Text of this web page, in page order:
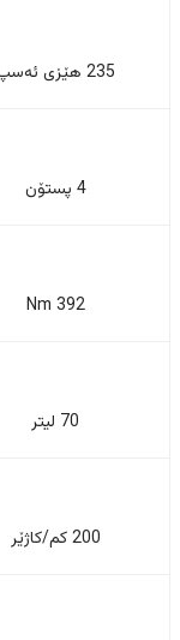
235 هێزی ئەسپ
4 پستۆن
392 Nm
70 لیتر
200 کم/کاژێر